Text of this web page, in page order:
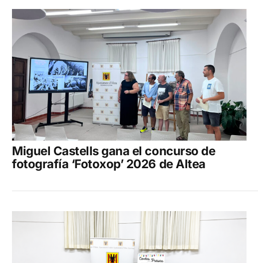
Miguel Castells gana el concurso de
fotografía ‘Fotoxop’ 2026 de Altea